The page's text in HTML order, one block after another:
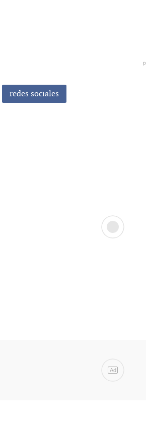
redes sociales
Ad